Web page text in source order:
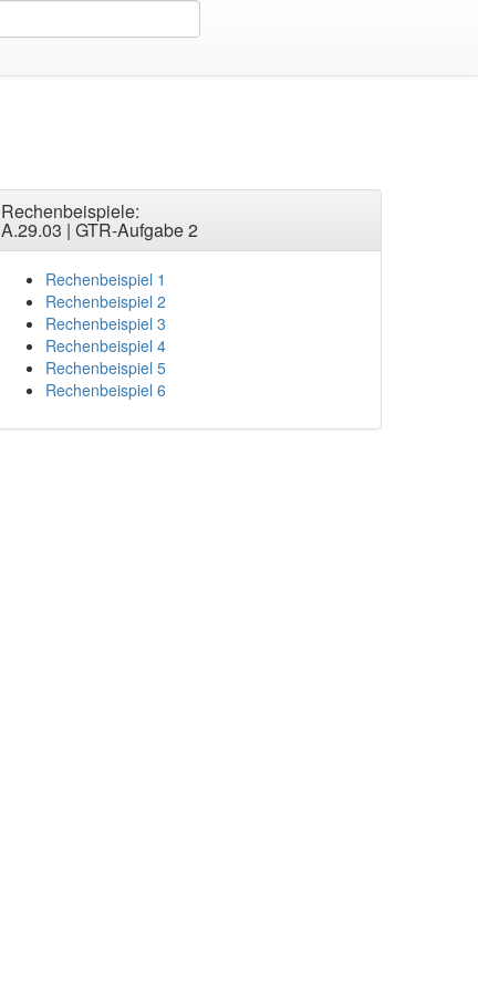
Rechenbeispiele:
A.29.03 | GTR-Aufgabe 2
Rechenbeispiel 1
Rechenbeispiel 2
Rechenbeispiel 3
Rechenbeispiel 4
Rechenbeispiel 5
Rechenbeispiel 6